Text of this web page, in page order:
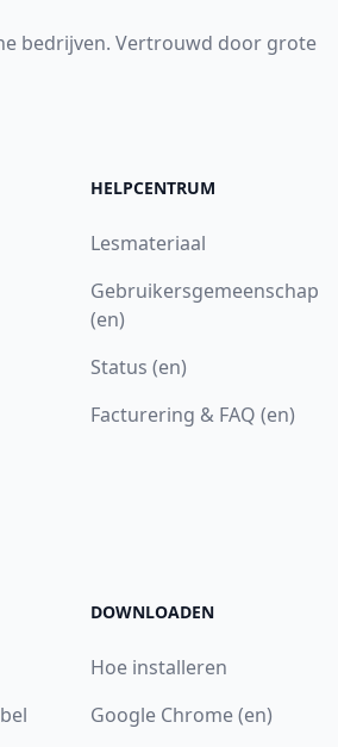
bedrijven. Vertrouwd door grote
HELPCENTRUM
Lesmateriaal
Gebruikersgemeenschap
(en)
Status (en)
Facturering & FAQ (en)
DOWNLOADEN
Hoe installeren
Google Chrome (en)